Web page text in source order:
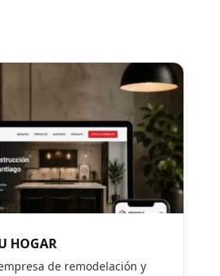
HOGAR
de remodelación y